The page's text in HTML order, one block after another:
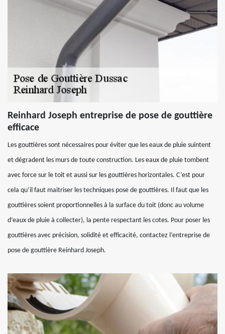
Reinhard Joseph entreprise de pose de gouttière
efficace
Les gouttières sont nécessaires pour éviter que les eaux de pluie suintent
et dégradent les murs de toute construction. Les eaux de pluie tombent
avec force sur le toit et aussi sur les gouttières horizontales. C’est pour
cela qu’il faut maitriser les techniques pose de gouttières. Il faut que les
gouttières soient proportionnelles à la surface du toit (donc au volume
d’eaux de pluie à collecter), la pente respectant les cotes. Pour poser les
gouttières avec précision, solidité et efficacité, contactez l’entreprise de
pose de gouttière Reinhard Joseph.